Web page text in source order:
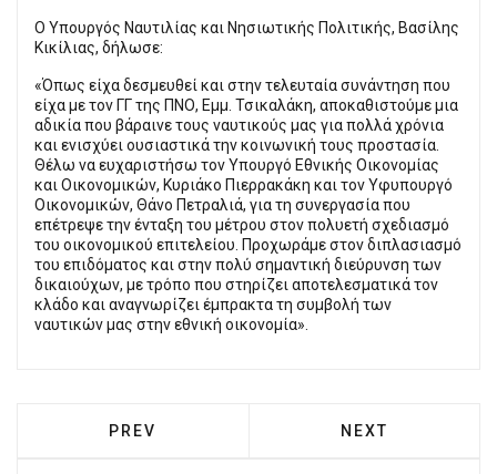
Ο Υπουργός Ναυτιλίας και Νησιωτικής Πολιτικής, Βασίλης
Κικίλιας, δήλωσε:
«Όπως είχα δεσμευθεί και στην τελευταία συνάντηση που
είχα με τον ΓΓ της ΠΝΟ, Εμμ. Τσικαλάκη, αποκαθιστούμε μια
αδικία που βάραινε τους ναυτικούς μας για πολλά χρόνια
και ενισχύει ουσιαστικά την κοινωνική τους προστασία.
Θέλω να ευχαριστήσω τον Υπουργό Εθνικής Οικονομίας
και Οικονομικών, Κυριάκο Πιερρακάκη και τον Υφυπουργό
Οικονομικών, Θάνο Πετραλιά, για τη συνεργασία που
επέτρεψε την ένταξη του μέτρου στον πολυετή σχεδιασμό
του οικονομικού επιτελείου. Προχωράμε στον διπλασιασμό
του επιδόματος και στην πολύ σημαντική διεύρυνση των
δικαιούχων, με τρόπο που στηρίζει αποτελεσματικά τον
κλάδο και αναγνωρίζει έμπρακτα τη συμβολή των
ναυτικών μας στην εθνική οικονομία».
PREVIOUS ARTICLE: ΆΛΣΟΣ ΑΓ.
PREV NEXT ARTICLE:
NEXT